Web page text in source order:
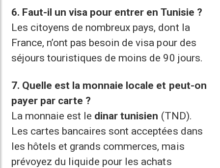
6. Faut-il un visa pour entrer en Tunisie ?
Les citoyens de nombreux pays, dont la
France, n’ont pas besoin de visa pour des
séjours touristiques de moins de 90 jours.
7. Quelle est la monnaie locale et peut-on
payer par carte ?
La monnaie est le dinar tunisien (TND).
Les cartes bancaires sont acceptées dans
les hôtels et grands commerces, mais
prévoyez du liquide pour les achats